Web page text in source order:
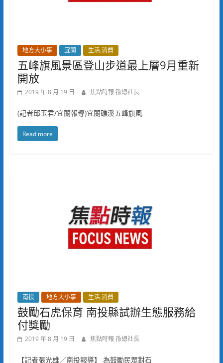
地方大小事 宜蘭 生活.消費
五峰旗風景區登山步道最上層9月重新
開放
2019 年 8 月 19 日 焦點時報 孫總社長
(記者邱玉君/宜蘭報導)宜蘭礁溪五峰旗風
Read more
南投 地方大小事 生活.消費
鼓勵石虎保育 南投縣試辦生態服務給
付獎勵
2019 年 8 月 19 日 焦點時報 孫總社長
【記者張光雄／南投報導】 為鼓勵民眾對石